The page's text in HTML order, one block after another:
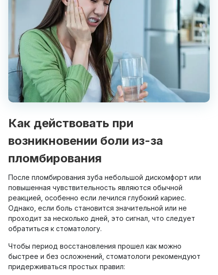
Как действовать при
возникновении боли из-за
пломбирования
После пломбирования зуба небольшой дискомфорт или
повышенная чувствительность являются обычной
реакцией, особенно если лечился глубокий кариес.
Однако, если боль становится значительной или не
проходит за несколько дней, это сигнал, что следует
обратиться к стоматологу.
Чтобы период восстановления прошел как можно
быстрее и без осложнений, стоматологи рекомендуют
придерживаться простых правил: